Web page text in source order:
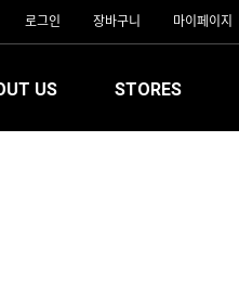
로그인 장바구니 마이페이지
US STORES